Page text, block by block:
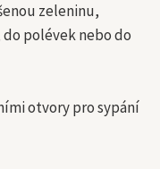
zeleninu,
polévek nebo do
otvory pro sypání